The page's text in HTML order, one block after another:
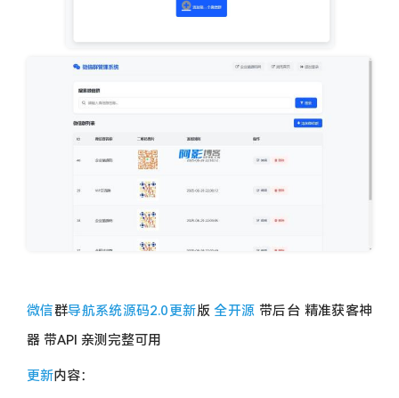
eaf2f34331ea148800ca458543c1e1bc_4-1.jpg
微信群导航系统源码2.0更新版全开源 带后台 精准获客神
器 带API 亲测完整可用
更新内容：